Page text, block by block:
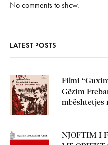
No comments to show.
LATEST POSTS
Filmi
Gëzim
mbështetjes
NJOFTIM I